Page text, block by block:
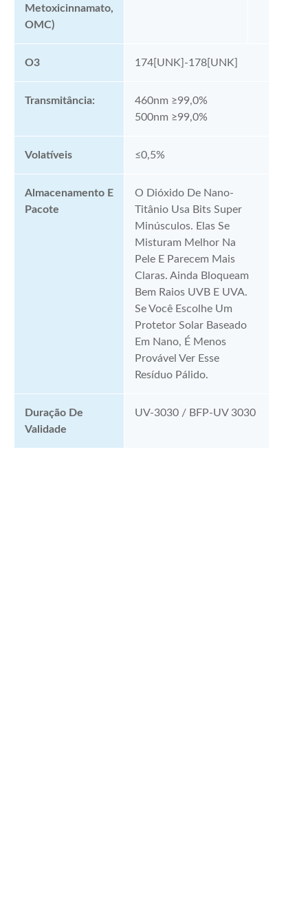
Metoxicinnamato,
OMC)
O3 174[UNK]-178[UNK]
Transmitância:
460nm ≥99,0%
500nm ≥99,0%
Volatíveis ≤0,5%
Almacenamento E
Pacote
O Dióxido De Nano-
Titânio Usa Bits Super
Minúsculos. Elas Se
Misturam Melhor Na
Pele E Parecem Mais
Claras. Ainda Bloqueam
Bem Raios UVB E UVA.
Se Você Escolhe Um
Protetor Solar Baseado
Em Nano, É Menos
Provável Ver Esse
Resíduo Pálido.
Duração De
Validade
UV-3030 / BFP-UV 3030